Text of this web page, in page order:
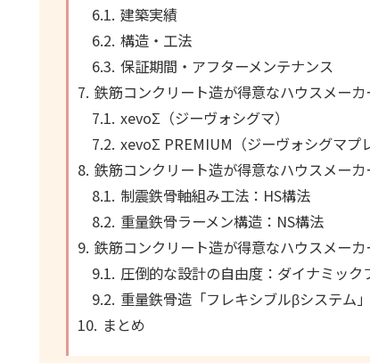
建築実績
構造・工法
保証期間・アフターメンテナンス
鉄筋コンクリート造が得意なハウスメー
xevoΣ（ジーヴォシグマ）
xevoΣ PREMIUM（ジーヴォシグマプ
鉄筋コンクリート造が得意なハウスメー
制震鉄骨軸組み工法：HS構法
重量鉄骨ラーメン構造：NS構法
鉄筋コンクリート造が得意なハウスメー
圧倒的な設計の自由度：ダイナミック
重量鉄骨造「フレキシブルβシステム」
まとめ